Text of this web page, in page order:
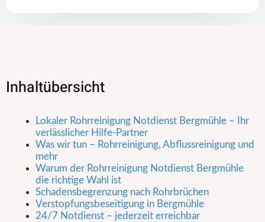
Inhaltübersicht
Lokaler Rohrreinigung Notdienst Bergmühle – Ihr
verlässlicher Hilfe-Partner
Was wir tun – Rohrreinigung, Abflussreinigung und
mehr
Warum der Rohrreinigung Notdienst Bergmühle
die richtige Wahl ist
Schadensbegrenzung nach Rohrbrüchen
Verstopfungsbeseitigung in Bergmühle
24/7 Notdienst – jederzeit erreichbar